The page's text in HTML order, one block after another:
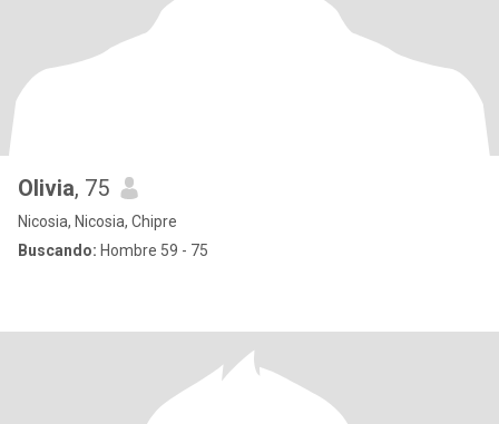
Olivia, 75
Nicosia, Nicosia, Chipre
Buscando: Hombre 59 - 75